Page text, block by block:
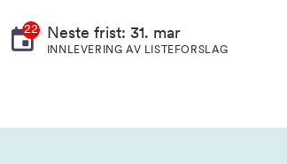
22 Neste frist: 31. mar
INNLEVERING AV LISTEFORSLAG